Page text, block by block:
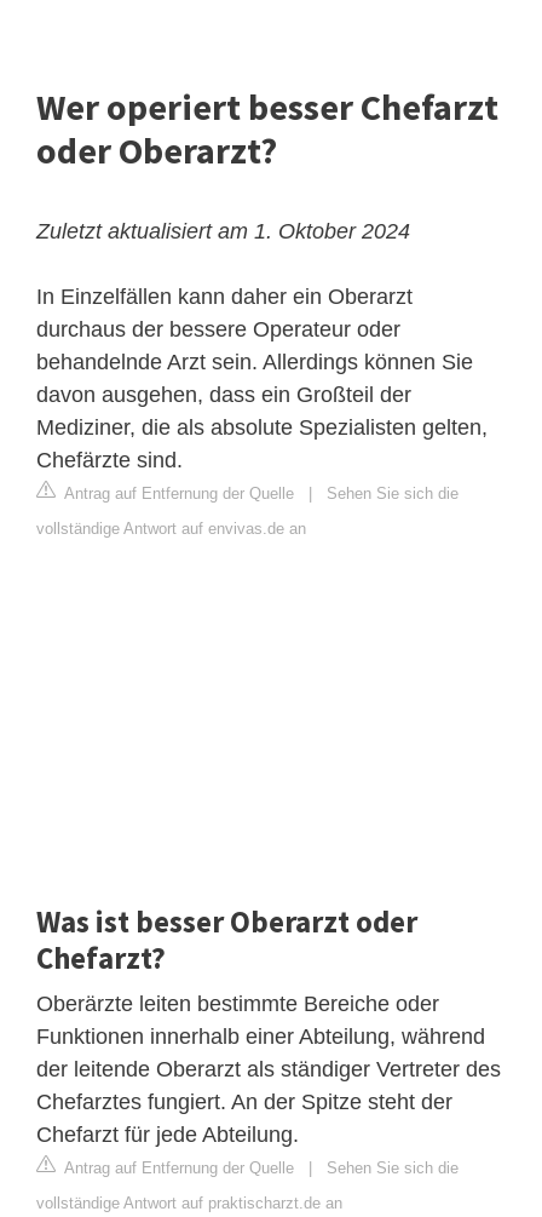
Wer operiert besser Chefarzt
oder Oberarzt?
Zuletzt aktualisiert am 1. Oktober 2024
In Einzelfällen kann daher ein Oberarzt
durchaus der bessere Operateur oder
behandelnde Arzt sein. Allerdings können Sie
davon ausgehen, dass ein Großteil der
Mediziner, die als absolute Spezialisten gelten,
Chefärzte sind.
Antrag auf Entfernung der Quelle
Sehen Sie sich die
vollständige Antwort auf envivas.de an
Was ist besser Oberarzt oder
Chefarzt?
Oberärzte leiten bestimmte Bereiche oder
Funktionen innerhalb einer Abteilung, während
der leitende Oberarzt als ständiger Vertreter des
Chefarztes fungiert. An der Spitze steht der
Chefarzt für jede Abteilung.
Antrag auf Entfernung der Quelle
Sehen Sie sich die
vollständige Antwort auf praktischarzt.de an